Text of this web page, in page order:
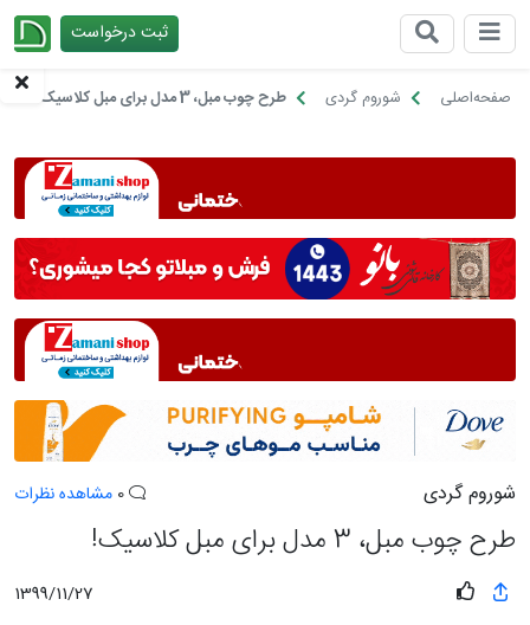
ثبت درخواست
صفحه‌اصلی شوروم گردی طرح چوب مبل، 3 مدل برای مبل کلاسیک!
شوروم گردی مشاهده نظرات
طرح چوب مبل، 3 مدل برای مبل کلاسیک!
1399/11/27